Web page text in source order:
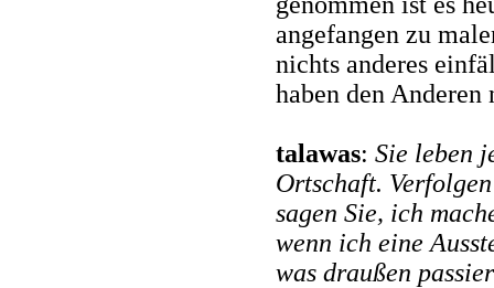
angefangen zu
nichts anderes
haben den Anderen
talawas: Sie leben
Ortschaft.
sagen Sie, ich
wenn ich eine
was draußen